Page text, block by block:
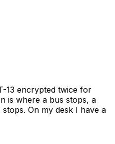
13 encrypted twice for
is where a bus stops, a
On my desk I have a